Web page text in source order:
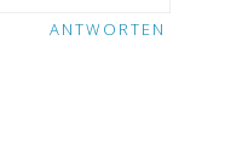
ANTWORTEN